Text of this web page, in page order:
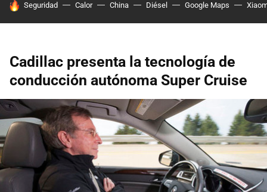
HOY SE HABLA DE
Seguridad Calor China Diésel Google Maps
Cadillac presenta la tecnología de
conducción autónoma Super Cruise